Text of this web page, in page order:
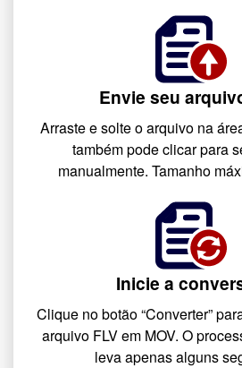
Envie seu
Arraste e solte o arquivo na
também pode clicar para
manualmente. Tamanho
Inicie a
Clique no botão “Converter”
arquivo FLV em MOV. O
leva apenas alguns